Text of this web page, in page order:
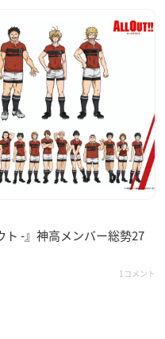
ト -』神高メンバー総勢27
1コメント